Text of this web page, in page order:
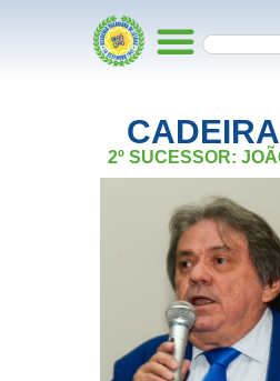
2º SUCESSOR: